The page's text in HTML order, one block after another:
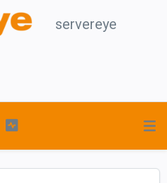
servereye